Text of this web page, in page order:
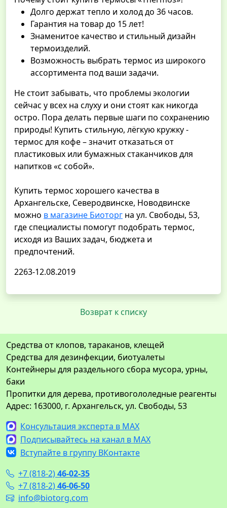
Долго держат тепло и холод до 36 часов.
Гарантия на товар до 15 лет!
Знаменитое качество и стильный дизайн
термоизделий.
Возможность выбрать термос из широкого
ассортимента под ваши задачи.
Не стоит забывать, что проблемы экологии
сейчас у всех на слуху и они стоят как никогда
остро. Пора делать первые шаги по сохранению
природы! Купить стильную, лёгкую кружку -
термос для кофе – значит отказаться от
пластиковых или бумажных стаканчиков для
напитков «с собой».
Купить термос хорошего качества в
Архангельске, Северодвинске, Новодвинске
можно в магазине Биоторг на ул. Свободы, 53,
где специалисты помогут подобрать термос,
исходя из Ваших задач, бюджета и
предпочтений.
2263-12.08.2019
Возврат к списку
Средства от клопов, тараканов, клещей
Средства для дезинфекции, биотуалеты
Контейнеры для раздельного сбора мусора, урны,
баки
Пропитки для дерева, противогололедные реагенты
Адрес: 163000, г. Архангельск, ул. Свободы, 53
Консультация эксперта в MAX
Подписывайтесь на канал в MAX
Вступайте в группу ВКонтакте
+7 (818-2)46-02-35
+7 (818-2)46-06-50
info@biotorg.com